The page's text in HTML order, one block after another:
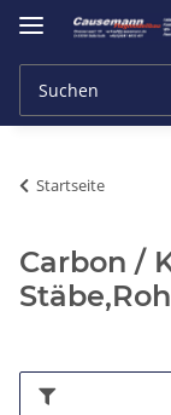
Startseite
Carbon /